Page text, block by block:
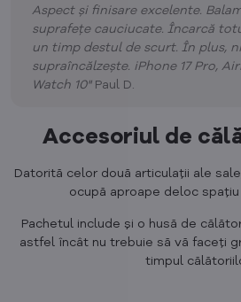
Aspect și finisare excelente.
suprafețe cauciucate. Încarcă
un timp destul de scurt. În plus,
supraîncălzește. iPhone 17 Pro,
Watch 10"Paul D.
Accesoriul de
Datorită celor două articulații ale
ocupă aproape deloc spațiu
Pachetul include și o husă de
astfel încât nu trebuie să vă faceți
timpul